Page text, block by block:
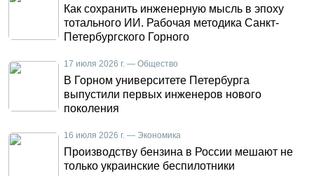
Как сохранить инженерную мысль в эпоху
тотального ИИ. Рабочая методика Санкт-
Петербургского Горного
17 июля 2026 г. — Общество
В Горном университете Петербурга
выпустили первых инженеров нового
поколения
16 июля 2026 г. — Экономика
Производству бензина в России мешают не
только украинские беспилотники